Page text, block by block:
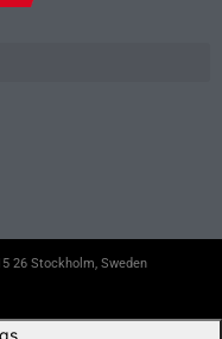
26 Stockholm, Sweden